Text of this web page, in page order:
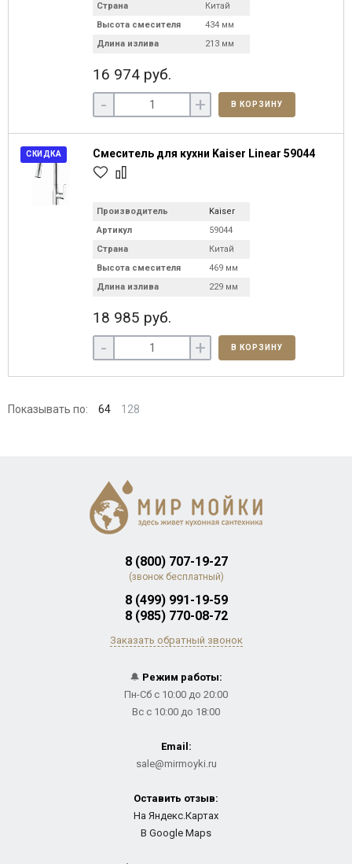
Страна
Китай
Высота смесителя
434 мм
Длина излива
213 мм
16 974 руб.
- + В КОРЗИНУ
СКИДКА Смеситель для кухни Kaiser Linear 59044
Производитель
Kaiser
Артикул
59044
Страна
Китай
Высота смесителя
469 мм
Длина излива
229 мм
18 985 руб.
- + В КОРЗИНУ
Показывать по: 64 128
8 (800) 707-19-27
(звонок бесплатный)
8 (499) 991-19-59
8 (985) 770-08-72
Заказать обратный звонок
🔔 Режим работы:
Пн-Сб с 10:00 до 20:00
Вс с 10:00 до 18:00
Email:
sale@mirmoyki.ru
Оставить отзыв:
На Яндекс.Картах
В Google Maps